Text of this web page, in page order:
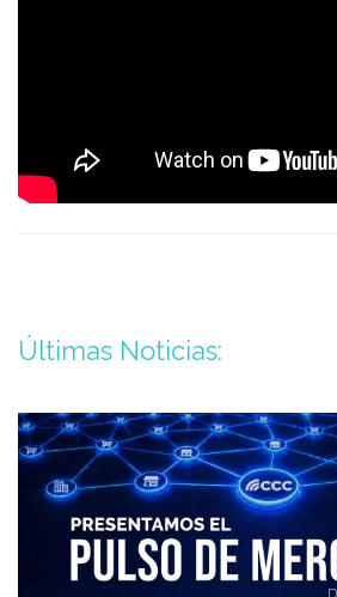
Últimas Noticias: